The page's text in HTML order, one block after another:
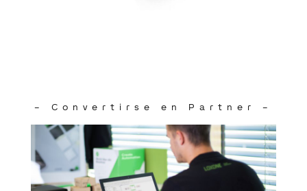
– Convertirse en Partner –